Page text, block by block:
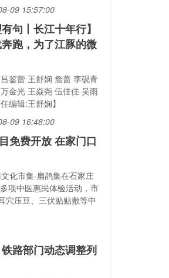
09 15:57:00
有句丨长江十年行】
跑，为了江豚的微
鉴蕾 王舒娴 詹蔷 李砚青
金光 王焱尧 伍佳佳 吴雨
编辑:王舒娴】
09 16:48:00
免费开放 在家门口
化市集·扁鹊集在石家庄
项中医惠民体验活动，市
穴压豆、三伏贴贴敷等中
路部门动态调整列